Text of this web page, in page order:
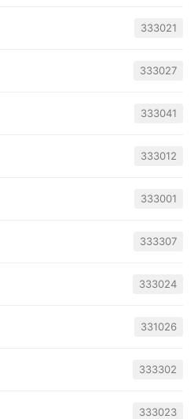
333021
333027
333041
333012
333001
333307
333024
331026
333302
333023